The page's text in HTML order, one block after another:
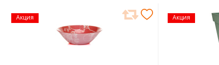
Акция Акция